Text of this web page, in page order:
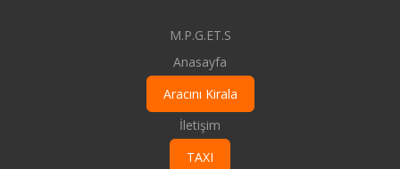
M.P.G.ET.S
Anasayfa
Aracını Kirala
İletişim
TAXI